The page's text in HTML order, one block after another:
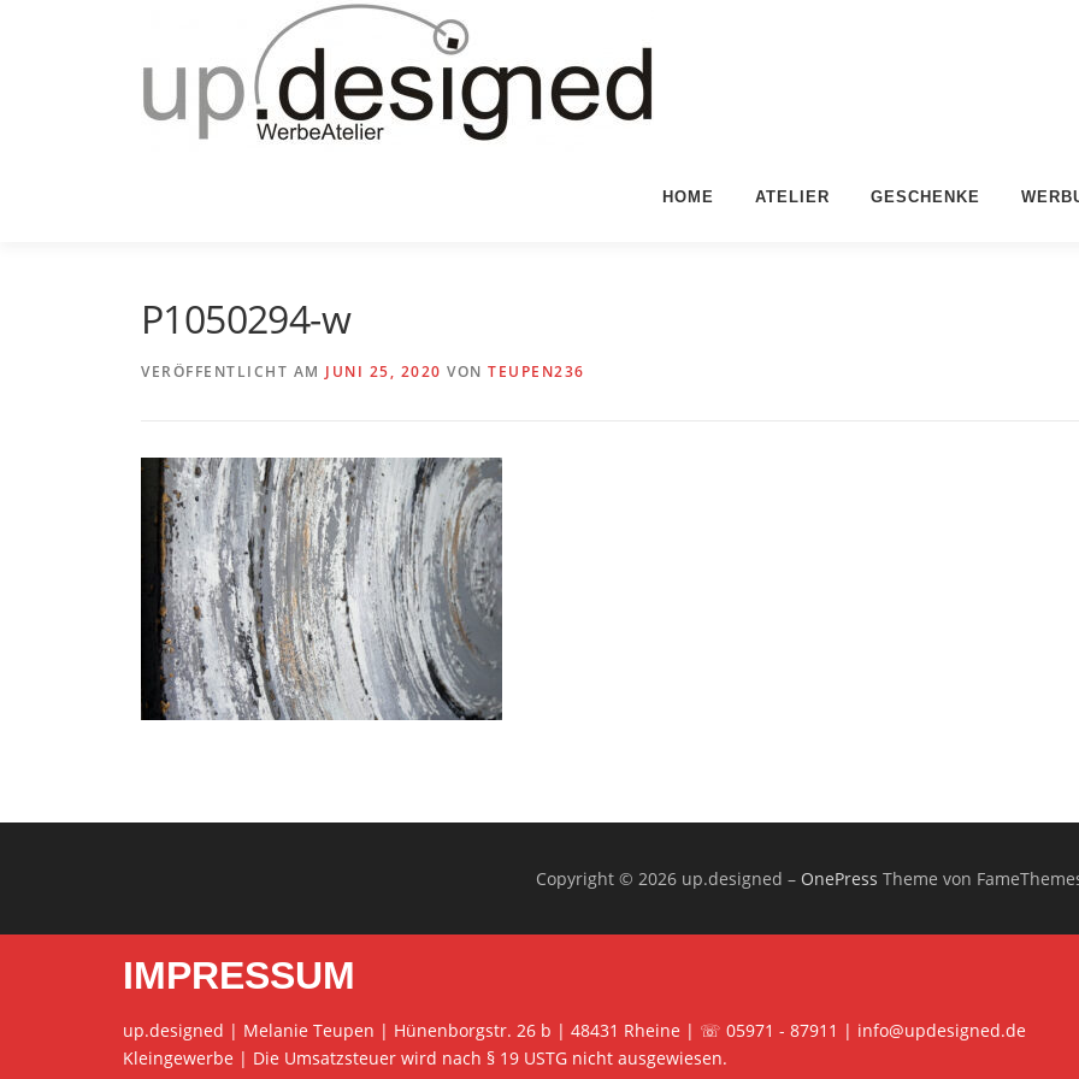
HOME ATELIER GESCHENKE
P1050294-w
VERÖFFENTLICHT AM JUNI 25, 2020 VON TEUPEN236
Copyright © 2026 up.designed – OnePress Theme von
IMPRESSUM
up.designed | Melanie Teupen | Hünenborgstr. 26 b | 48431 Rheine | ☏ 05971 - 87911 | info@updesigned.de
Kleingewerbe | Die Umsatzsteuer wird nach § 19 USTG nicht ausgewiesen.